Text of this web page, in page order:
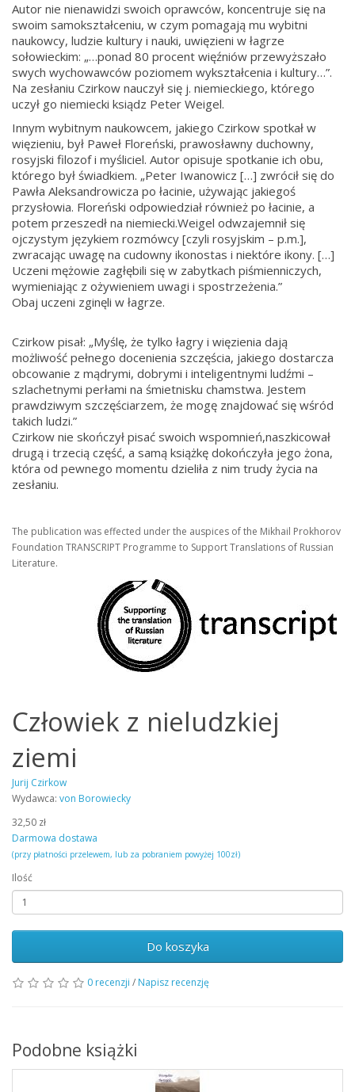
Autor nie nienawidzi swoich oprawców, koncentruje się na
swoim samokształceniu, w czym pomagają mu wybitni
naukowcy, ludzie kultury i nauki, uwięzieni w łagrze
sołowieckim: „…ponad 80 procent więźniów przewyższało
swych wychowawców poziomem wykształcenia i kultury…”.
Na zesłaniu Czirkow nauczył się j. niemieckiego, którego
uczył go niemiecki ksiądz Peter Weigel.
Innym wybitnym naukowcem, jakiego Czirkow spotkał w
więzieniu, był Paweł Floreński, prawosławny duchowny,
rosyjski filozof i myśliciel. Autor opisuje spotkanie ich obu,
którego był świadkiem. „Peter Iwanowicz […] zwrócił się do
Pawła Aleksandrowicza po łacinie, używając jakiegoś
przysłowia. Floreński odpowiedział również po łacinie, a
potem przeszedł na niemiecki.Weigel odwzajemnił się
ojczystym językiem rozmówcy [czyli rosyjskim – p.m.],
zwracając uwagę na cudowny ikonostas i niektóre ikony. […]
Uczeni mężowie zagłębili się w zabytkach piśmienniczych,
wymieniając z ożywieniem uwagi i spostrzeżenia.”
Obaj uczeni zginęli w łagrze.
Czirkow pisał: „Myślę, że tylko łagry i więzienia dają
możliwość pełnego docenienia szczęścia, jakiego dostarcza
obcowanie z mądrymi, dobrymi i inteligentnymi ludźmi –
szlachetnymi perłami na śmietnisku chamstwa. Jestem
prawdziwym szczęściarzem, że mogę znajdować się wśród
takich ludzi.”
Czirkow nie skończył pisać swoich wspomnień,naszkicował
drugą i trzecią część, a samą książkę dokończyła jego żona,
która od pewnego momentu dzieliła z nim trudy życia na
zesłaniu.
The publication was effected under the auspices of the Mikhail Prokhorov
Foundation TRANSCRIPT Programme to Support Translations of Russian
Literature.
Człowiek z nieludzkiej
ziemi
Jurij Czirkow
Wydawca: von Borowiecky
32,50 zł
Darmowa dostawa
(przy płatności przelewem, lub za pobraniem powyżej 100zł)
Ilość
Do koszyka
0 recenzji / Napisz recenzję
Podobne książki